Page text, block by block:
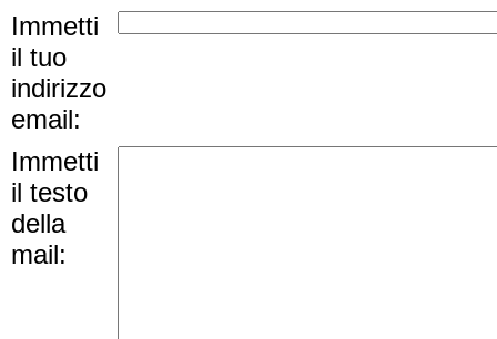
Immetti
il tuo
indirizzo
email:
Immetti
il testo
della
mail: